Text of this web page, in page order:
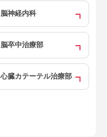
脳神経内科
脳卒中治療部
心臓カテーテル治療部